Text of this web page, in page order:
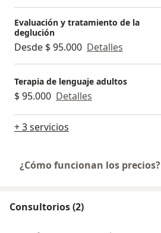
Evaluación y tratamiento de la
deglución
Desde $ 95.000 Detalles
Terapia de lenguaje adultos
$ 95.000 Detalles
+ 3 servicios
¿Cómo funcionan los precios?
Consultorios (2)